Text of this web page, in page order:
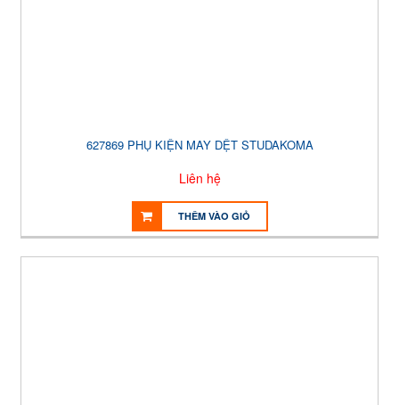
627869 PHỤ KIỆN MAY DỆT STUDAKOMA
Liên hệ
THÊM VÀO GIỎ